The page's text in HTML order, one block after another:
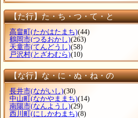
【た行】た・ち・つ・て・と
高畠町 (たかはたまち)(44)
鶴岡市(つるおかし)(263)
天童市(てんどうし)(58)
戸沢村(とざわむら)(10)
【な行】な・に・ぬ・ね・の
長井市(ながいし)(30)
中山町 (なかやままち)(14)
南陽市(なんようし)(29)
西川町 (にしかわまち)(8)